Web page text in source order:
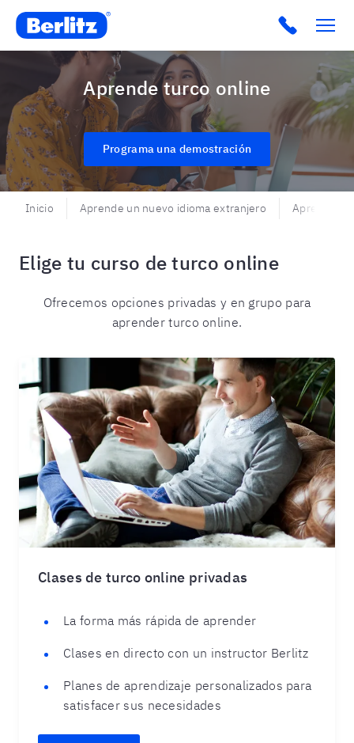
Berlitz USA Click to
Aprende turco online
Programa una demostración
Inicio Aprende un nuevo idioma extranjero Aprende
Elige tu curso de turco online
Ofrecemos opciones privadas y en grupo para
aprender turco online.
Clases de turco online privadas
La forma más rápida de aprender
Clases en directo con un instructor Berlitz
Planes de aprendizaje personalizados para
satisfacer sus necesidades